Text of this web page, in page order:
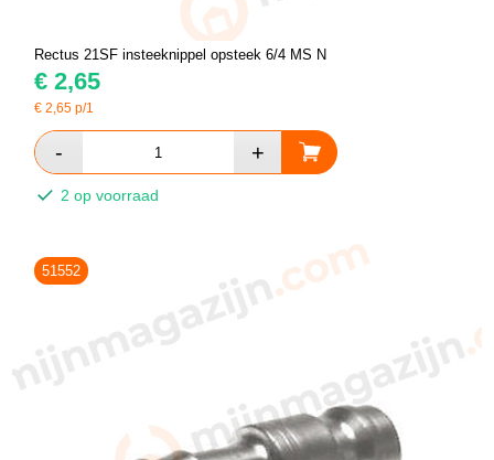
Rectus 21SF insteeknippel opsteek 6/4 MS N
€ 2,65
€2,65 p/1
2 op voorraad
51552